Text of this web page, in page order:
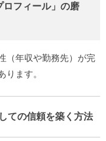
ロフィール」の磨
（年収や勤務先）が完
ります。
ての信頼を築く方法